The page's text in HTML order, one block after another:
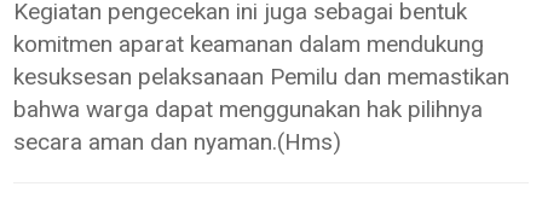
Kegiatan pengecekan ini juga sebagai bentuk
komitmen aparat keamanan dalam mendukung
kesuksesan pelaksanaan Pemilu dan memastikan
bahwa warga dapat menggunakan hak pilihnya
secara aman dan nyaman.(Hms)